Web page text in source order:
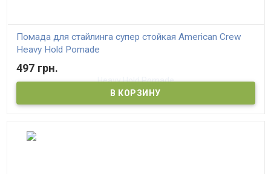
Помада для стайлинга супер стойкая American Crew
Heavy Hold Pomade
497 грн.